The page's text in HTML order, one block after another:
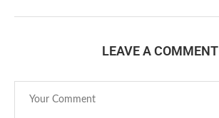
LEAVE A COMMENT